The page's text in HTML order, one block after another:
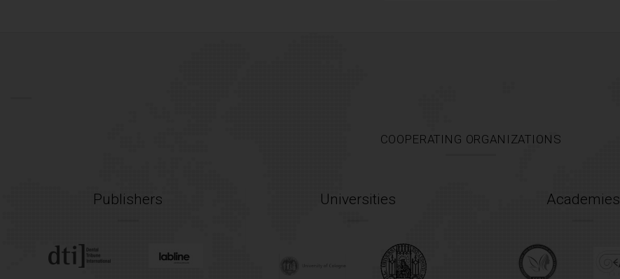
COOPERATING ORGANIZATIONS
Publishers Universities Academies